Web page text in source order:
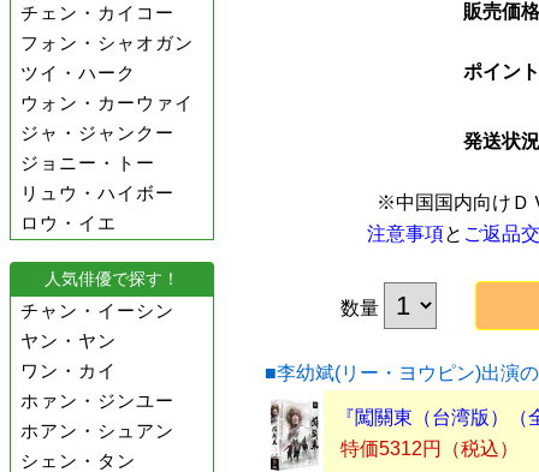
チェン・カイコー
フォン・シャオガン
ツイ・ハーク
ウォン・カーウァイ
ジャ・ジャンクー
ジョニー・トー
リュウ・ハイボー
ロウ・イエ
人気俳優で探す！
チャン・イーシン
ヤン・ヤン
ワン・カイ
ホァン・ジンユー
ホアン・シュアン
シェン・タン
販売価格
ポイント
発送状況
※中国国内向けＤ
注意事項と ご返品
数量
■李幼斌(リー・ヨウピン)出演
『闖關東（台湾版）
特価5312円（税込）